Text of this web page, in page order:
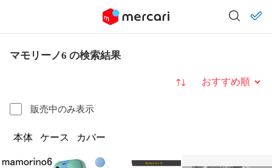
マモリーノ6 の検索結果
販売中のみ表示
並び替え
本体 ケース カバー